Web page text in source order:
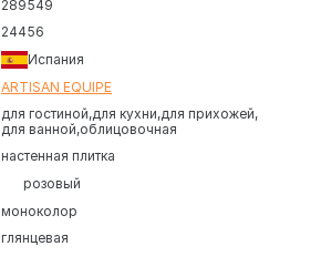
289549
24456
Испания
ARTISAN EQUIPE
для гостиной для кухни для прихожей
для ванной облицовочная
настенная плитка
розовый
моноколор
глянцевая